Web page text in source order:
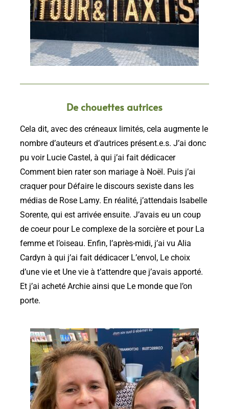
De chouettes autrices
Cela dit, avec des créneaux limités, cela augmente le
nombre d’auteurs et d’autrices présent.e.s. J’ai donc
pu voir Lucie Castel, à qui j’ai fait dédicacer
Comment bien rater son mariage à Noël. Puis j’ai
craquer pour Défaire le discours sexiste dans les
médias de Rose Lamy. En réalité, j’attendais Isabelle
Sorente, qui est arrivée ensuite. J’avais eu un coup
de coeur pour Le complexe de la sorcière et pour La
femme et l’oiseau. Enfin, l’après-midi, j’ai vu Alia
Cardyn à qui j’ai fait dédicacer L’envol, Le choix
d’une vie et Une vie à t’attendre que j’avais apporté.
Et j’ai acheté Archie ainsi que Le monde que l’on
porte.